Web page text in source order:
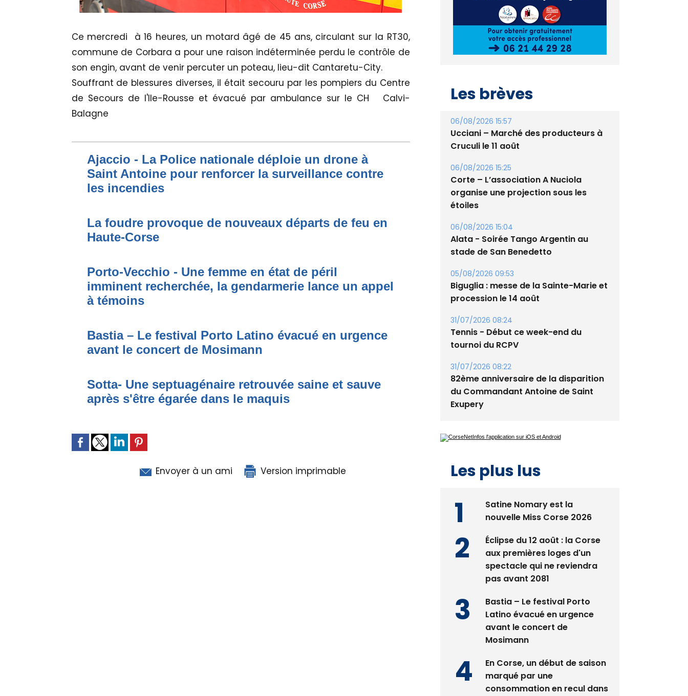
Ce mercredi à 16 heures, un motard âgé de 45 ans, circulant sur la RT30,
commune de Corbara a pour une raison indéterminée perdu le contrôle de
son engin, avant de venir percuter un poteau, lieu-dit Cantaretu-City.
Souffrant de blessures diverses, il était secouru par les pompiers du Centre
de Secours de l'Ile-Rousse et évacué par ambulance sur le CH Calvi-
Balagne
Ajaccio - La Police nationale déploie un drone à
Saint Antoine pour renforcer la surveillance contre
les incendies
La foudre provoque de nouveaux départs de feu en
Haute-Corse
Porto-Vecchio - Une femme en état de péril
imminent recherchée, la gendarmerie lance un appel
à témoins
Bastia – Le festival Porto Latino évacué en urgence
avant le concert de Mosimann
Sotta- Une septuagénaire retrouvée saine et sauve
après s'être égarée dans le maquis
Envoyer à un ami Version imprimable
Les brèves
06/08/2026 15:57
Ucciani – Marché des producteurs à
Cruculi le 11 août
06/08/2026 15:25
Corte – L’association A Nuciola
organise une projection sous les
étoiles
06/08/2026 15:04
Alata - Soirée Tango Argentin au
stade de San Benedetto
05/08/2026 09:53
Biguglia : messe de la Sainte-Marie et
procession le 14 août
31/07/2026 08:24
Tennis - Début ce week-end du
tournoi du RCPV
31/07/2026 08:22
82ème anniversaire de la disparition
du Commandant Antoine de Saint
Exupery
Les plus lus
Satine Nomary est la
nouvelle Miss Corse 2026
Éclipse du 12 août : la Corse
aux premières loges d'un
spectacle qui ne reviendra
pas avant 2081
Bastia – Le festival Porto
Latino évacué en urgence
avant le concert de
Mosimann
En Corse, un début de saison
marqué par une
consommation en recul dans